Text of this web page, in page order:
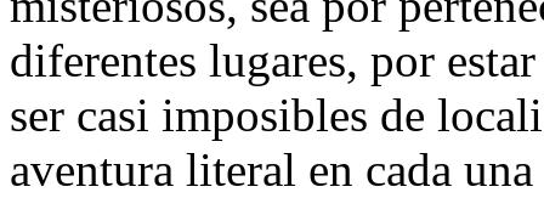
diferentes lugares, por
ser casi imposibles de
aventura literal en cada